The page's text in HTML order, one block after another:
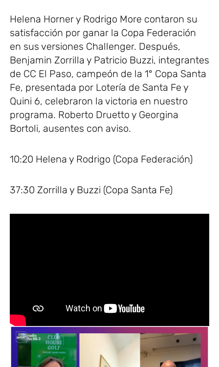
Helena Horner y Rodrigo More contaron su
satisfacción por ganar la Copa Federación
en sus versiones Challenger. Después,
Benjamin Zorrilla y Patricio Buzzi, integrantes
de CC El Paso, campeón de la 1° Copa Santa
Fe, presentada por Lotería de Santa Fe y
Quini 6, celebraron la victoria en nuestro
programa. Roberto Druetto y Georgina
Bortoli, ausentes con aviso.
10:20 Helena y Rodrigo (Copa Federación)
37:30 Zorrilla y Buzzi (Copa Santa Fe)